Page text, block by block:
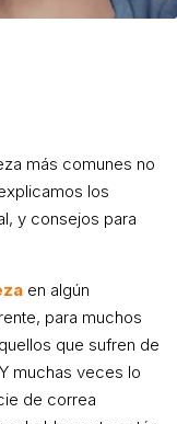
más comunes no
los
y consejos para
en algún
para muchos
que sufren de
muchas veces lo
de correa